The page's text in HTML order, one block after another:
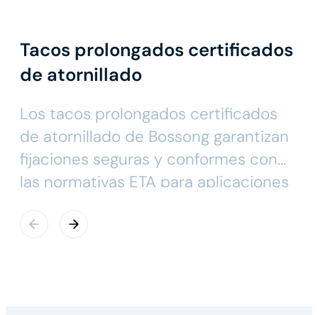
Tacos prolongados certificados
de atornillado
Los tacos prolongados certificados
de atornillado de Bossong garantizan
fijaciones seguras y conformes con
las normativas ETA para aplicaciones
Fabricados en nylon de alta calidad y